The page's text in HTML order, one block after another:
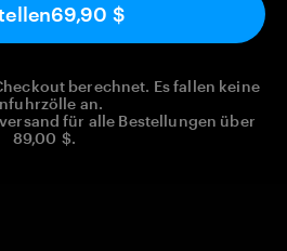
69,90 $
berechnet. Es fallen keine
an.
für alle Bestellungen über
89,00 $.